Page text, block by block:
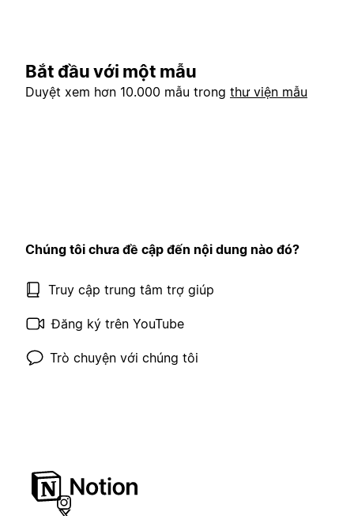
Bắt đầu với một mẫu
Duyệt xem hơn 10.000 mẫu trong thư viện mẫu
Chúng tôi chưa đề cập đến nội dung nào đó?
Truy cập trung tâm trợ giúp
Đăng ký trên YouTube
Trò chuyện với chúng tôi